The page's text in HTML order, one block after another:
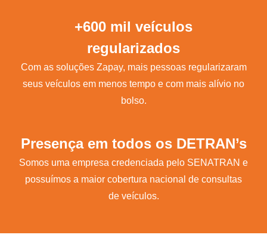
+600 mil veículos
regularizados
Com as soluções Zapay, mais pessoas regularizaram
seus veículos em menos tempo e com mais alívio no
bolso.
Presença em todos os DETRAN’s
Somos uma empresa credenciada pelo SENATRAN e
possuímos a maior cobertura nacional de consultas
de veículos.